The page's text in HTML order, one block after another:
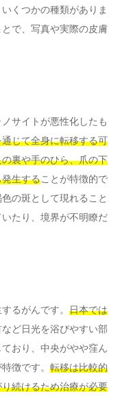
くつかの種類がありま
で、写真や実際の皮膚
サイトが悪性化したも
じて全身に転移する可
の裏や手のひら、爪の下
生することが特徴的で
の斑として現れること
たり、境界が不明瞭だ
るがんです。 日本では
ど日光を浴びやすい部
おり、中央がやや窪ん
徴です。 転移は比較的
続けるため治療が必要